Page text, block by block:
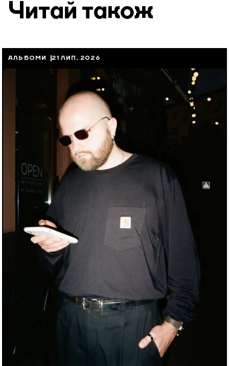
Читай також
АЛЬБОМИ 21 ЛИП, 2026